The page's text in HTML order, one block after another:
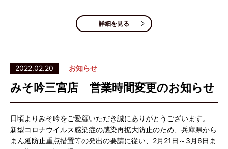
詳細を見る
2022.02.20 お知らせ
みそ吟三宮店 営業時間変更のお知らせ
日頃よりみそ吟をご愛顧いただき誠にありがとうございます。
新型コロナウイルス感染症の感染再拡大防止のため、兵庫県から
まん延防止重点措置等の発出の要請に従い、2月21日～3月6日ま